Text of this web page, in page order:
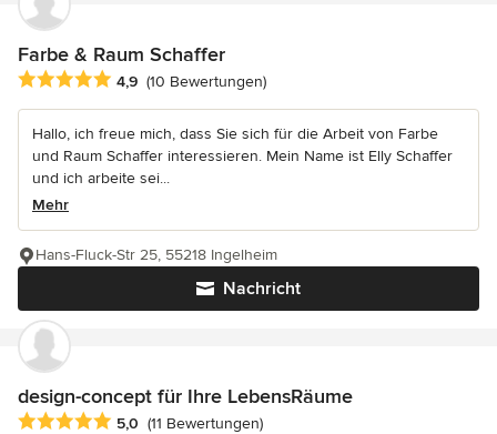
Farbe & Raum Schaffer
Durchschnittliche Bewertung: 4.9 von 5 Sternen
4,9 (10 Bewertungen)
Hallo, ich freue mich, dass Sie sich für die Arbeit von Farbe
und Raum Schaffer interessieren. Mein Name ist Elly Schaffer
und ich arbeite sei...
Mehr
Nachricht
Hans-Fluck-Str 25, 55218 Ingelheim
design-concept für Ihre LebensRäume
Durchschnittliche Bewertung: 5 von 5 Sternen
5,0 (11 Bewertungen)